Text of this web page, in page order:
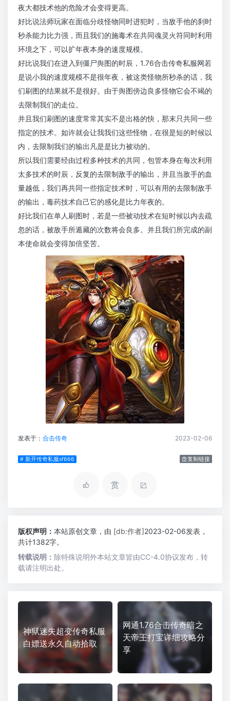
夜大都技术他的危险才会变得更高。
好比说法师玩家在面临分歧怪物同时进犯时，当敌手他的刹时
秒杀能力比力强，而且我们的施毒术在共同魂灵火符同时利用
环境之下，可以扩年夜本身的速度规模。
好比说我们在进入到僵尸舆图的时辰，1.76合击传奇私服网若
是说小我的速度规模不是很年夜，被这类怪物所秒杀的话，我
们刷图的结果就不是很好。由于舆图傍边良多怪物它会不竭的
去限制我们的走位。
并且我们刷图的速度常常其实不是出格的快，那末只共同一些
指定的技术。如许就会让我我们这些怪物，在很是短的时候以
内，去限制我们的输出凡是是比力被动的。
所以我们需要经由过程多种技术的共同，包管本身在每次利用
太多技术的时辰，反复的去限制敌手的输出，并且当敌手的血
量越低，我们再共同一些指定技术时，可以有用的去限制敌手
的输出，毒药技术自己它的感化是比力年夜的。
好比我们在单人刷图时，若是一些被动技术在短时候以内去疏
忽的话，被敌手所遁藏的次数将会良多。并且我们所完成的副
本使命就会变得加倍坚苦。
发表于： 合击传奇 2023-02-06
# 新开传奇私服sf666 复制链接
赏
版权声明： 本站原创文章，由 [db:作者]2023-02-06发表，
共计1382字。
转载说明： 除特殊说明外本站文章皆由CC-4.0协议发布，转
载请注明出处。
神狱迷失超变传奇私服
白嫖送永久自动拾取
网通1.76合击传奇暗之
天帝王打宝详细攻略分
享